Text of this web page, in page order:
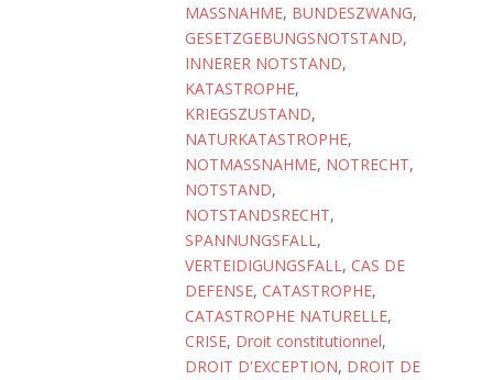
MASSNAHME, BUNDESZWANG,
GESETZGEBUNGSNOTSTAND,
INNERER NOTSTAND,
KATASTROPHE,
KRIEGSZUSTAND,
NATURKATASTROPHE,
NOTMASSNAHME, NOTRECHT,
NOTSTAND,
NOTSTANDSRECHT,
SPANNUNGSFALL,
VERTEIDIGUNGSFALL, CAS DE
DEFENSE, CATASTROPHE,
CATASTROPHE NATURELLE,
CRISE, Droit constitutionnel,
DROIT D'EXCEPTION, DROIT DE